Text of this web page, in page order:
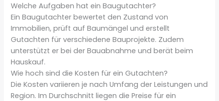
Welche Aufgaben hat ein Baugutachter?
Ein Baugutachter bewertet den Zustand von
Immobilien, prüft auf Baumängel und erstellt
Gutachten für verschiedene Bauprojekte. Zudem
unterstützt er bei der Bauabnahme und berät beim
Hauskauf.
Wie hoch sind die Kosten für ein Gutachten?
Die Kosten variieren je nach Umfang der Leistungen und
Region. Im Durchschnitt liegen die Preise für ein